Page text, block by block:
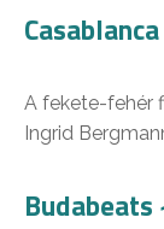
A fekete-fehér
Ingrid